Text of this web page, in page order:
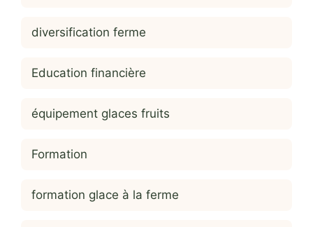
diversification ferme
Education financière
équipement glaces fruits
Formation
formation glace à la ferme